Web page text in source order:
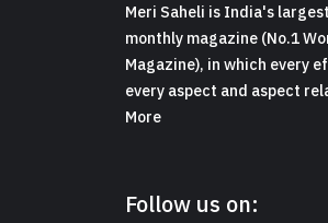
Meri Saheli is India's
monthly magazine (No.1
Magazine), in which every
every aspect and aspect
More
Follow us on: